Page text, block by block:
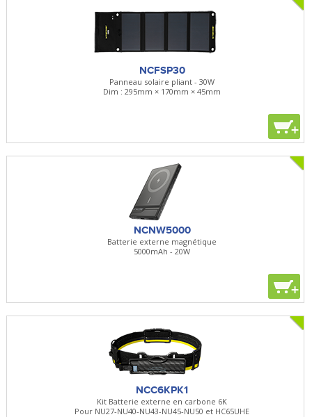
NCFSP30
Panneau solaire pliant - 30W
Dim : 295mm × 170mm × 45mm
+
NCNW5000
Batterie externe magnétique
5000mAh - 20W
+
NCC6KPK1
Kit Batterie externe en carbone 6K
Pour NU27-NU40-NU43-NU45-NU50 et HC65UHE